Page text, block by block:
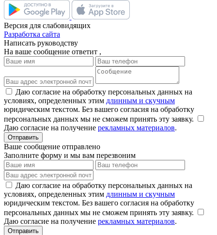
Версия для слабовидящих
Разработка сайта
Написать руководству
На ваше сообщение ответит ,
Даю согласие на обработку персональных данных на
условиях, определенных этим длинным и скучным
юридическим текстом. Без вашего согласия на обработку
персональных данных мы не сможем принять эту заявку.
Даю согласие на получение рекламных материалов.
Отправить
Ваше сообщение отправлено
Заполните форму и мы вам перезвоним
Даю согласие на обработку персональных данных на
условиях, определенных этим длинным и скучным
юридическим текстом. Без вашего согласия на обработку
персональных данных мы не сможем принять эту заявку.
Даю согласие на получение рекламных материалов.
Отправить